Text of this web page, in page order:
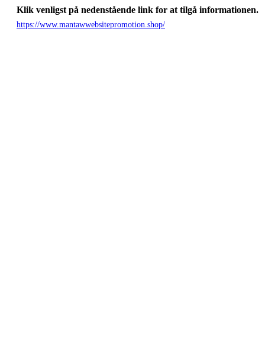
Klik venligst på nedenstående link for at tilgå informationen.
https://www.mantawwebsitepromotion.shop/